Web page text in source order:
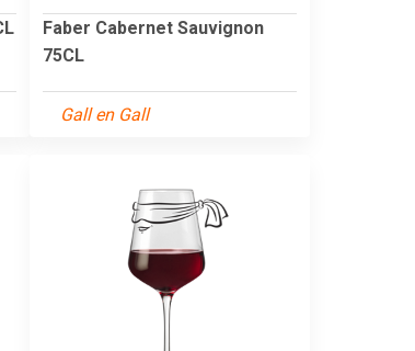
Faber Cabernet Sauvignon
75CL
Gall en Gall